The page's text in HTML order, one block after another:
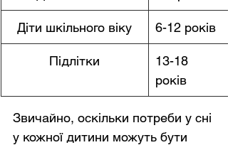
Діти шкільного віку 6-12 років
Підлітки
13-18
років
Звичайно, оскільки потреби у сні
у кожної дитини можуть бути